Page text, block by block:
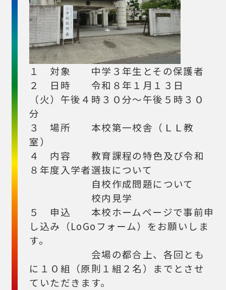
１ 対象 中学３年生とその保護者
２ 日時 令和８年１月１３日
（火）午後４時３０分～午後５時３０
分
３ 場所 本校第一校舎（ＬＬ教
室）
４ 内容 教育課程の特色及び令和
８年度入学者選抜について
自校作成問題について
校内見学
５ 申込 本校ホームページで事前申
し込み（LoGoフォーム）をお願いしま
す。
会場の都合上、各回とも
に１０組（原則１組２名）までとさせ
ていただきます。